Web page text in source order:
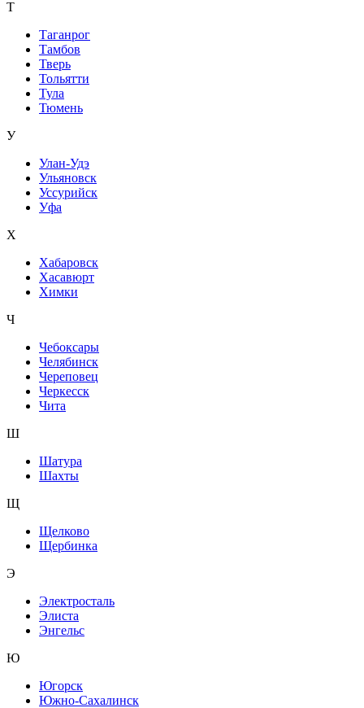
Т
Таганрог
Тамбов
Тверь
Тольятти
Тула
Тюмень
У
Улан-Удэ
Ульяновск
Уссурийск
Уфа
Х
Хабаровск
Хасавюрт
Химки
Ч
Чебоксары
Челябинск
Череповец
Черкесск
Чита
Ш
Шатура
Шахты
Щ
Щелково
Щербинка
Э
Электросталь
Элиста
Энгельс
Ю
Югорск
Южно-Сахалинск